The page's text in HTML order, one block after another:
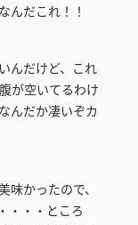
んだこれ！！
んだけど、これ
が空いてるわけ
んだか凄いぞカ
かったので、
・・・ところ